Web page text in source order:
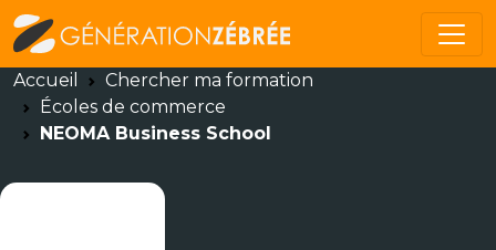
Accueil
Chercher ma formation
Écoles de commerce
NEOMA Business School